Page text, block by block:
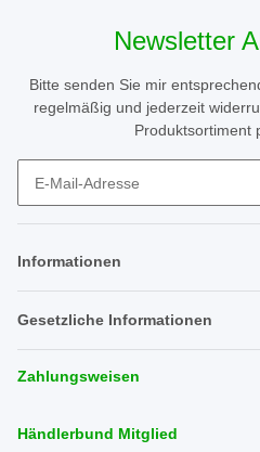
Newsletter
Bitte senden Sie mir
regelmäßig und jederzeit
Produktsortiment
Informationen
Gesetzliche Informationen
Zahlungsweisen
Händlerbund Mitglied